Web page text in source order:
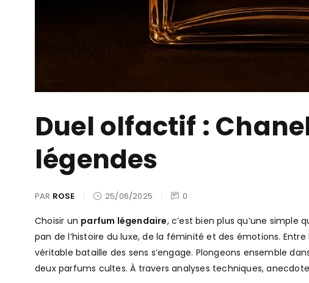
Duel olfactif :
légendes
PAR ROSE 25/06/2025 0
Choisir un parfum légendaire, c’est bien plus qu’une simple
pan de l’histoire du luxe, de la féminité et des émotions.
véritable bataille des sens s’engage. Plongeons ensemble
deux parfums cultes. À travers analyses techniques,